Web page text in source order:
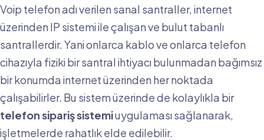
Voip telefon adı verilen sanal santraller, internet
üzerinden IP sistemi ile çalışan ve bulut tabanlı
santrallerdir. Yani onlarca kablo ve onlarca telefon
cihazıyla fiziki bir santral ihtiyacı bulunmadan bağımsız
bir konumda internet üzerinden her noktada
çalışabilirler. Bu sistem üzerinde de kolaylıkla bir
telefon sipariş sistemiuygulaması sağlanarak,
işletmelerde rahatlık elde edilebilir.